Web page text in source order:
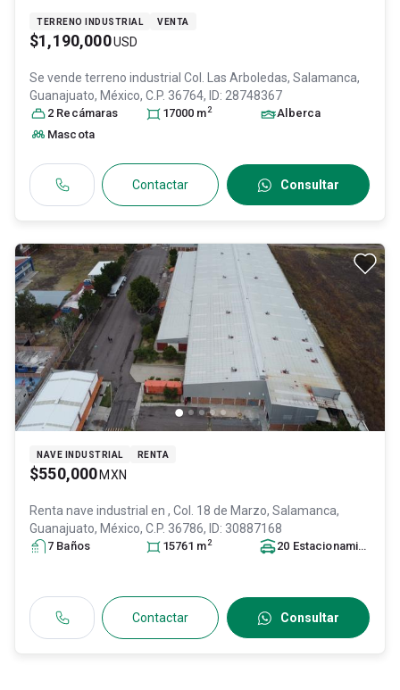
TERRENO INDUSTRIAL VENTA
$1,190,000USD
Se vende terreno industrial Col. Las Arboledas, Salamanca,
Guanajuato, México, C.P. 36764, ID: 28748367
2 Recámaras 17000 m2
Alberca
Mascota
Contactar Consultar
NAVE INDUSTRIAL RENTA
$550,000 MXN
Renta nave industrial en , Col. 18 de Marzo, Salamanca,
Guanajuato, México, C.P. 36786, ID: 30887168
7 Baños 15761 m2 20 Estacionamiento
Contactar Consultar